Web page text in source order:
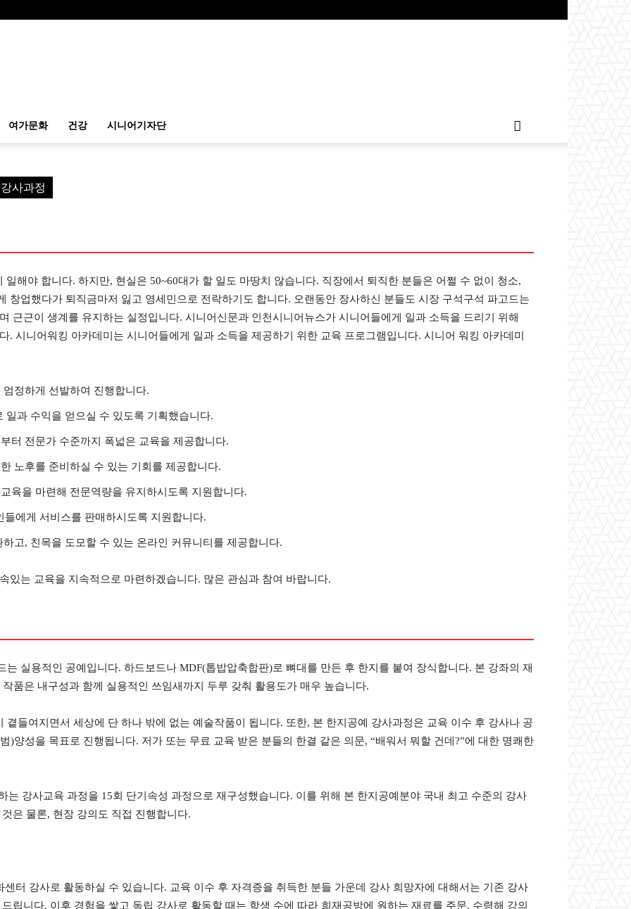
여가문화 건강 시니어기자단
사과정
해야 합니다. 하지만, 현실은 50~60대가 할 일도 마땅치 않습니다. 직장에서 퇴직한 분들은 어쩔 수 없이 청소,
창업했다가 퇴직금마저 잃고 영세민으로 전락하기도 합니다. 오랜동안 장사하신 분들도 시장 구석구석 파고드는
근근이 생계를 유지하는 실정입니다. 시니어신문과 인천시니어뉴스가 시니어들에게 일과 소득을 드리기 위해
시니어워킹 아카데미는 시니어들에게 일과 소득을 제공하기 위한 교육 프로그램입니다. 시니어 워킹 아카데미
정하게 선발하여 진행합니다.
과 수익을 얻으실 수 있도록 기획했습니다.
터 전문가 수준까지 폭넓은 교육을 제공합니다.
노후를 준비하실 수 있는 기회를 제공합니다.
육을 마련해 전문역량을 유지하시도록 지원합니다.
에게 서비스를 판매하시도록 지원합니다.
고, 친목을 도모할 수 있는 온라인 커뮤니티를 제공합니다.
있는 교육을 지속적으로 마련하겠습니다. 많은 관심과 참여 바랍니다.
실용적인 공예입니다. 하드보드나 MDF(톱밥압축합판)로 뼈대를 만든 후 한지를 붙여 장식합니다. 본 강좌의 재
품은 내구성과 함께 실용적인 쓰임새까지 두루 갖춰 활용도가 매우 높습니다.
들여지면서 세상에 단 하나 밖에 없는 예술작품이 됩니다. 또한, 본 한지공예 강사과정은 교육 이수 후 강사나 공
)양성을 목표로 진행됩니다. 저가 또는 무료 교육 받은 분들의 한결 같은 의문, “배워서 뭐할 건데?”에 대한 명쾌한
는 강사교육 과정을 15회 단기속성 과정으로 재구성했습니다. 이를 위해 본 한지공예분야 국내 최고 수준의 강사
은 물론, 현장 강의도 직접 진행합니다.
터 강사로 활동하실 수 있습니다. 교육 이수 후 자격증을 취득한 분들 가운데 강사 희망자에 대해서는 기존 강사
립니다. 이후 경험을 쌓고 독립 강사로 활동할 때는 학생 수에 따라 희재공방에 원하는 재료를 주문, 수령해 강의